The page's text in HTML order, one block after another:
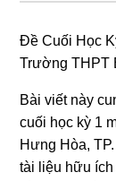
Đề Cuối Học
Trường THPT
Bài viết này
cuối học kỳ 1
Hưng Hòa,
tài liệu hữu